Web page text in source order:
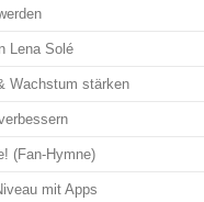
Lena Solé
Wachstum stärken
(Fan-Hymne)
mit Apps